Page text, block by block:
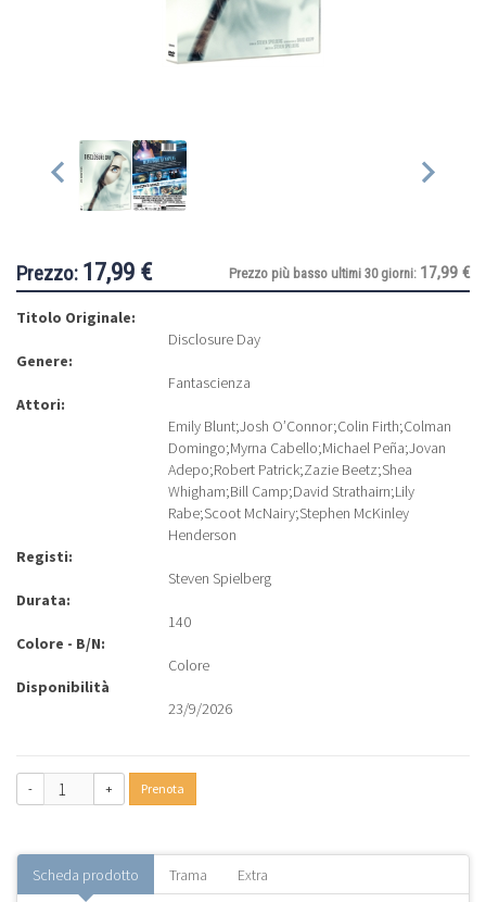
Prezzo: 17,99 € Prezzo più basso ultimi 30 giorni: 17,99 €
Titolo Originale:
Disclosure Day
Genere:
Fantascienza
Attori:
Emily Blunt;Josh O’Connor;Colin Firth;Colman
Domingo;Myrna Cabello;Michael Peña;Jovan
Adepo;Robert Patrick;Zazie Beetz;Shea
Whigham;Bill Camp;David Strathairn;Lily
Rabe;Scoot McNairy;Stephen McKinley
Henderson
Registi:
Steven Spielberg
Durata:
140
Colore - B/N:
Colore
Disponibilità
23/9/2026
- + Prenota
Scheda prodotto Trama Extra